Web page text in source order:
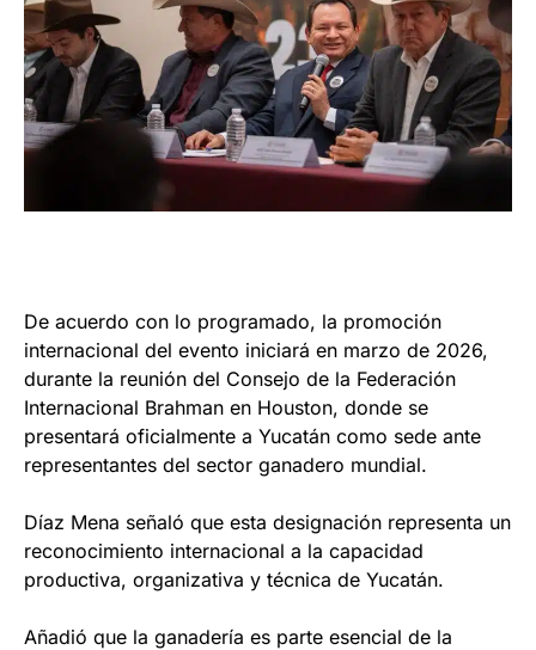
De acuerdo con lo programado, la promoción
internacional del evento iniciará en marzo de 2026,
durante la reunión del Consejo de la Federación
Internacional Brahman en Houston, donde se
presentará oficialmente a Yucatán como sede ante
representantes del sector ganadero mundial.
Díaz Mena señaló que esta designación representa un
reconocimiento internacional a la capacidad
productiva, organizativa y técnica de Yucatán.
Añadió que la ganadería es parte esencial de la